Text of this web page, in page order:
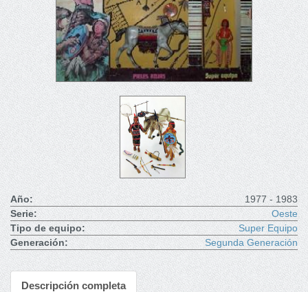
Año:
1977 - 1983
Serie:
Oeste
Tipo de equipo:
Super Equipo
Generación:
Segunda Generación
Descripción completa